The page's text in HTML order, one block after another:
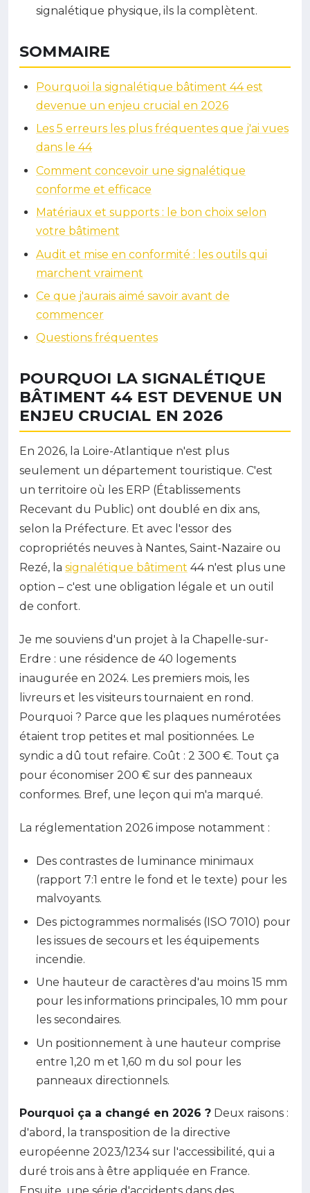
signalétique physique, ils la complètent.
SOMMAIRE
Pourquoi la signalétique bâtiment 44 est
devenue un enjeu crucial en 2026
Les 5 erreurs les plus fréquentes que j'ai vues
dans le 44
Comment concevoir une signalétique
conforme et efficace
Matériaux et supports : le bon choix selon
votre bâtiment
Audit et mise en conformité : les outils qui
marchent vraiment
Ce que j'aurais aimé savoir avant de
commencer
Questions fréquentes
POURQUOI LA SIGNALÉTIQUE
BÂTIMENT 44 EST DEVENUE UN
ENJEU CRUCIAL EN 2026
En 2026, la Loire-Atlantique n'est plus
seulement un département touristique. C'est
un territoire où les ERP (Établissements
Recevant du Public) ont doublé en dix ans,
selon la Préfecture. Et avec l'essor des
copropriétés neuves à Nantes, Saint-Nazaire ou
Rezé, la signalétique bâtiment 44 n'est plus une
option – c'est une obligation légale et un outil
de confort.
Je me souviens d'un projet à la Chapelle-sur-
Erdre : une résidence de 40 logements
inaugurée en 2024. Les premiers mois, les
livreurs et les visiteurs tournaient en rond.
Pourquoi ? Parce que les plaques numérotées
étaient trop petites et mal positionnées. Le
syndic a dû tout refaire. Coût : 2 300 €. Tout ça
pour économiser 200 € sur des panneaux
conformes. Bref, une leçon qui m'a marqué.
La réglementation 2026 impose notamment :
Des contrastes de luminance minimaux
(rapport 7:1 entre le fond et le texte) pour les
malvoyants.
Des pictogrammes normalisés (ISO 7010) pour
les issues de secours et les équipements
incendie.
Une hauteur de caractères d'au moins 15 mm
pour les informations principales, 10 mm pour
les secondaires.
Un positionnement à une hauteur comprise
entre 1,20 m et 1,60 m du sol pour les
panneaux directionnels.
Pourquoi ça a changé en 2026 ? Deux raisons :
d'abord, la transposition de la directive
européenne 2023/1234 sur l'accessibilité, qui a
duré trois ans à être appliquée en France.
Ensuite, une série d'accidents dans des